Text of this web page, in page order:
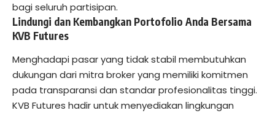
bagi seluruh partisipan.
Lindungi dan Kembangkan Portofolio Anda Bersama
KVB Futures
Menghadapi pasar yang tidak stabil membutuhkan
dukungan dari mitra broker yang memiliki komitmen
pada transparansi dan standar profesionalitas tinggi.
KVB Futures hadir untuk menyediakan lingkungan